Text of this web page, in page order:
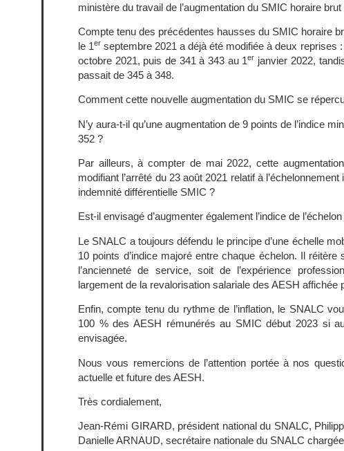
ministère du travail de l’augmentation du SMIC horaire
Compte tenu des précédentes hausses du SMIC horaire
le 1er septembre 2021 a déjà été modifiée à deux reprises
octobre 2021, puis de 341 à 343 au 1er janvier 2022,
passait de 345 à 348.
Comment cette nouvelle augmentation du SMIC se
N’y aura-t-il qu’une augmentation de 9 points de l’indice
352 ?
Par ailleurs, à compter de mai 2022, cette
modifiant l’arrêté du 23 août 2021 relatif à
indemnité différentielle SMIC ?
Est-il envisagé d’augmenter également l’indice de
Le SNALC a toujours défendu le principe d’une échelle
10 points d’indice majoré entre chaque échelon. Il
l’ancienneté de service, soit de l’expérience
largement de la revalorisation salariale des AESH affichée
Enfin, compte tenu du rythme de l’inflation, le SNALC
100 % des AESH rémunérés au SMIC début 2023 si
envisagée.
Nous vous remercions de l’attention portée à nos
actuelle et future des AESH.
Très cordialement,
Jean-Rémi GIRARD, président national du SNALC,
Danielle ARNAUD, secrétaire nationale du SNALC